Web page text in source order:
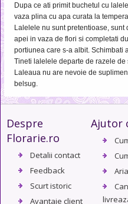
Dupa ce ati primit buchetul cu
vaza plina cu apa curata la
Lalelele nu sunt pretentioase, sunt
apei in vaza de flori si completati
portiunea care s-a albit. Schimbati
Tineti lalelele departe de razele de
Laleaua nu are nevoie de
belsug.
Despre
Florarie.ro
Detalii contact
Feedback
Scurt istoric
Avantaje client
Ajutor